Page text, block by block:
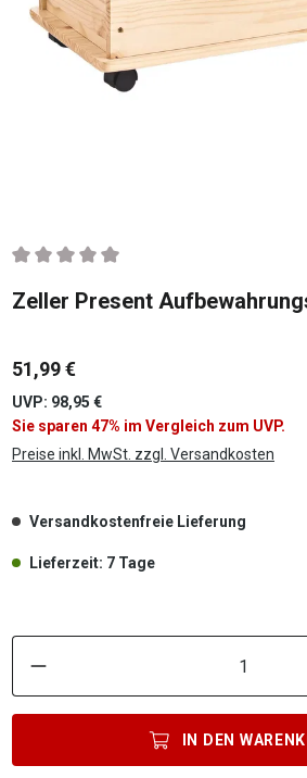
Durchschnittliche Bewertung von 0 von
Zeller Present
51,99 €
UVP: 98,95 €
Sie sparen 47% im Vergleich zum UVP.
Preise inkl. MwSt. zzgl. Versandkosten
Versandkostenfreie Lieferung
Lieferzeit: 7 Tage
IN DEN